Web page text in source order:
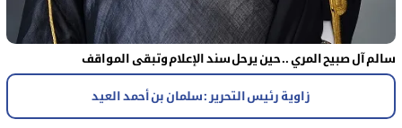
سالم آل صبيح المري .. حين يرحل سند الإعلام وتبقى المواقف
زاوية رئيس التحرير : سلمان بن أحمد العيد